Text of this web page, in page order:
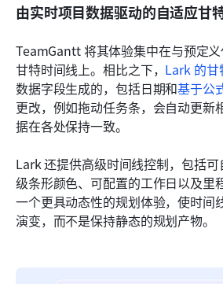
由实时项目数据驱动的自适应甘
TeamGantt 将其体验集中在与预定
甘特时间线上。相比之下， Lark 的甘
数据字段生成的，包括日期和基于公
更改，例如拖动任务条，会自动更新
据在各处保持一致。
Lark 还提供高级时间线控制，包括
级条形颜色、可配置的工作日以及里
一个更具动态性的规划体验，使时间
演变，而不是保持静态的规划产物。